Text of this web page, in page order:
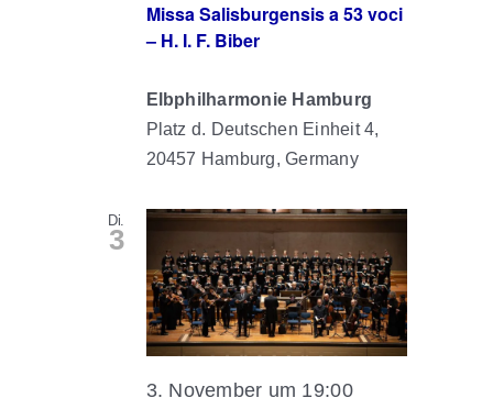
Missa Salisburgensis a 53 voci
– H. I. F. Biber
Elbphilharmonie Hamburg
Platz d. Deutschen Einheit 4,
20457 Hamburg, Germany
Di.
3
3. November um 19:00